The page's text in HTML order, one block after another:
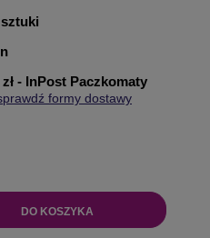
- InPost Paczkomaty
formy dostawy
DO KOSZYKA